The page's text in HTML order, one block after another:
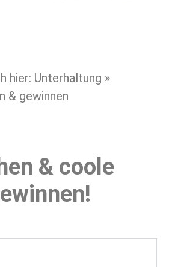
hier: Unterhaltung »
& gewinnen
& coole